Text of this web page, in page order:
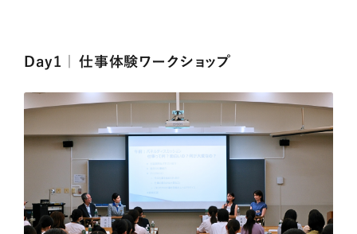
Day1 ｜ 仕事体験ワークショップ